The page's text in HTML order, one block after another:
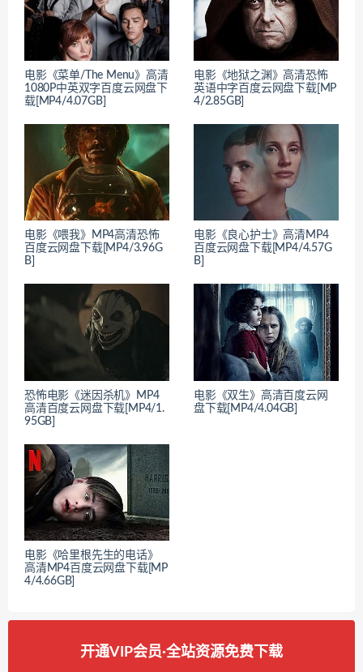
电影《菜单/The Menu》高清
1080P中英双字百度云网盘下
载[MP4/4.07GB]
电影《地狱之渊》高清恐怖
英语中字百度云网盘下载[MP
4/2.85GB]
电影《喂我》MP4高清恐怖
百度云网盘下载[MP4/3.96G
B]
电影《良心护士》高清MP4
百度云网盘下载[MP4/4.57G
B]
恐怖电影《迷因杀机》MP4
高清百度云网盘下载[MP4/1.
95GB]
电影《双生》高清百度云网
盘下载[MP4/4.04GB]
电影《哈里根先生的电话》
高清MP4百度云网盘下载[MP
4/4.66GB]
开通VIP会员·全站资源免费下载